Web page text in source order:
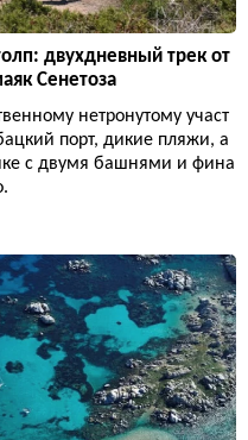
двухдневный трек от
Сенетоза
нетронутому участ
порт, дикие пляжи, а
с двумя башнями и фина